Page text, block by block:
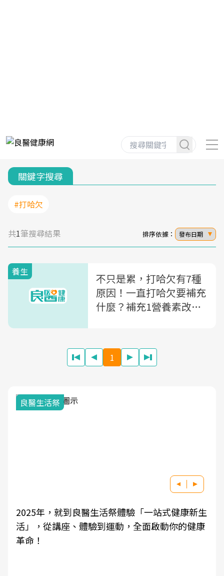
關鍵字搜尋
#打哈欠
共1筆搜尋結果 排序依據： 發布日期
養生
不只是累，打哈欠有7種
原因！一直打哈欠要補充
什麼？補充1營養素改善
1
良醫生活祭
2025年，就到良醫生活祭體驗「一站式健康新生
活」，從講座、體驗到運動，全面啟動你的健康
革命！